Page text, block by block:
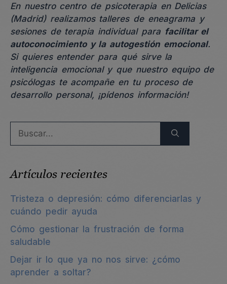
En nuestro centro de psicoterapia en Delicias
(Madrid) realizamos talleres de eneagrama y
sesiones de terapia individual para facilitar el
autoconocimiento y la autogestión emocional.
Si quieres entender para qué sirve la
inteligencia emocional y que nuestro equipo de
psicólogas te acompañe en tu proceso de
desarrollo personal, ¡pídenos información!
Artículos recientes
Tristeza o depresión: cómo diferenciarlas y
cuándo pedir ayuda
Cómo gestionar la frustración de forma
saludable
Dejar ir lo que ya no nos sirve: ¿cómo
aprender a soltar?